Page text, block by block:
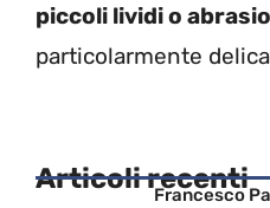
piccoli lividi o
particolarmente
Articoli recenti
Francesco